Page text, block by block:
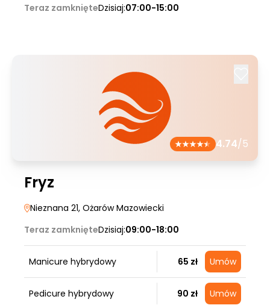
Teraz zamknięteDzisiaj:07:00-15:00
4.74/5
Fryz
Nieznana 21, Ożarów Mazowiecki
Teraz zamknięteDzisiaj:09:00-18:00
Manicure hybrydowy 65 zł Umów
Pedicure hybrydowy 90 zł Umów